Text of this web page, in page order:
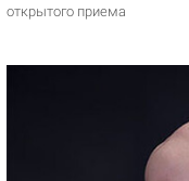
открытого приема